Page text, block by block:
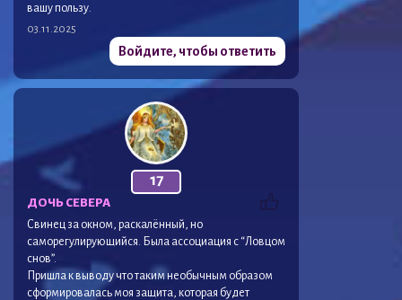
вашу пользу.
03.11.2025
Войдите, чтобы ответить
17
ДОЧЬ СЕВЕРА
Свинец за окном, раскалённый, но
саморегулирующийся. Была ассоциация с “Ловцом
снов”.
Пришла к выводу что таким необычным образом
сформировалась моя защита, которая будет